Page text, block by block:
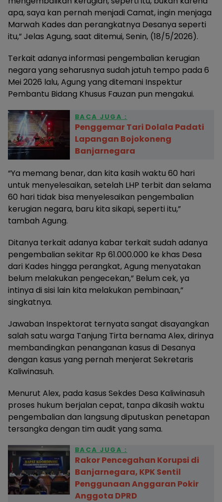
apa, saya kan pernah menjadi Camat, ingin menjaga
Marwah Kades dan perangkatnya Desanya seperti
itu,” Jelas Agung, saat ditemui, Senin, (18/5/2026).
Terkait adanya informasi pengembalian kerugian
negara yang seharusnya sudah jatuh tempo pada 6
Mei 2026 lalu, Agung yang ditemani Inspektur
Pembantu Bidang Khusus Fauzan pun mengakui.
BACA JUGA :
Penggemar Tari Dolala Padati
Lapangan Bojokoneng
Banjarnegara
“Ya memang benar, dan kita kasih waktu 60 hari
untuk menyelesaikan, setelah LHP terbit dan selama
60 hari tidak bisa menyelesaikan pengembalian
kerugian negara, baru kita sikapi, seperti itu,”
tambah Agung.
Ditanya terkait adanya kabar terkait sudah adanya
pengembalian sekitar Rp 61.000.000 ke khas Desa
dari Kades hingga perangkat, Agung menyatakan
belum melakukan pengecekan,” Belum cek, ya
intinya di sisi lain kita melakukan pembinaan,”
singkatnya.
Jawaban Inspektorat ternyata sangat disayangkan
salah satu warga Tanjung Tirta bernama Alex, dirinya
membandingkan penanganan kasus di Desanya
dengan kasus yang pernah menjerat Sekretaris
Kaliwinasuh.
Menurut Alex, pada kasus Sekdes Desa Kaliwinasuh
proses hukum berjalan cepat, tanpa dikasih waktu
pengembalian dan langsung diputuskan penetapan
tersangka dengan tim audit yang sama.
BACA JUGA :
Rakor Pencegahan Korupsi di
Banjarnegara, KPK Sentil
Penggunaan Anggaran Pokir
Anggota DPRD